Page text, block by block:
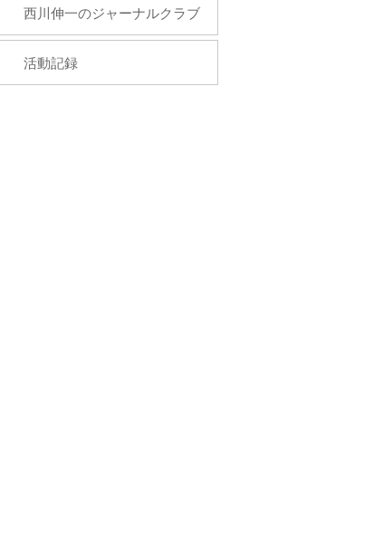
西川伸一のジャーナルクラブ
活動記録